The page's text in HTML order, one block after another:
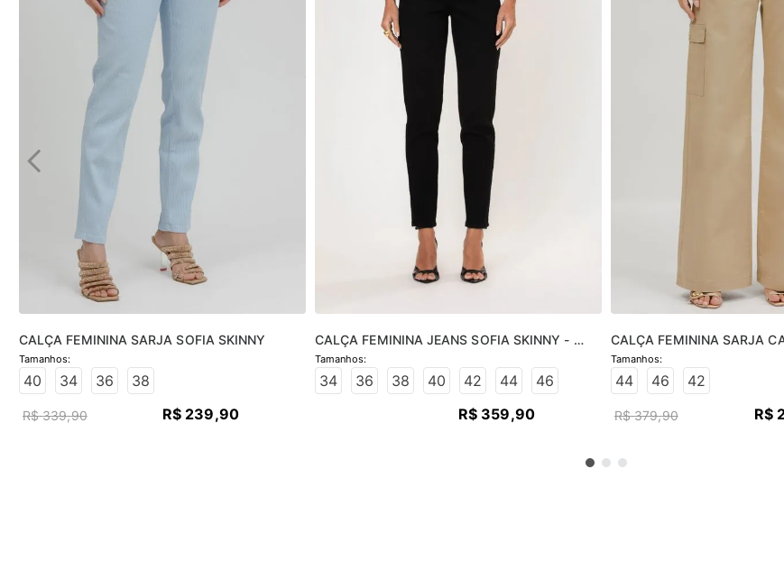
CALÇA FEMININA SARJA SOFIA SKINNY
40 34 36 38
R$ 339,90 R$ 239,90
CALÇA FEMININA JEANS SOFIA SKINNY -
PRETO
34 36 38 40 42 44
46
R$ 359,90
CALÇA FEMININA SARJA
44 46 42
R$ 379,90 R$